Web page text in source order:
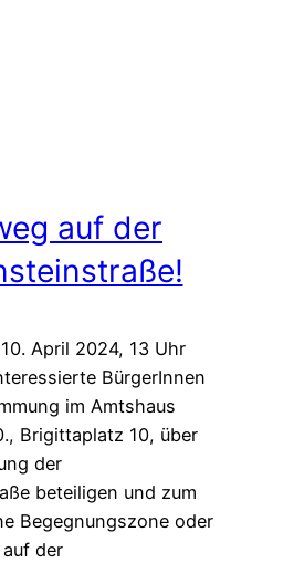
auf der
April 2024, 13 Uhr
BürgerInnen
im Amtshaus
Brigittaplatz 10, über
der
beteiligen und zum
Begegnungszone oder
der